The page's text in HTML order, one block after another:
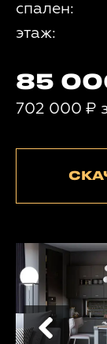
спален:
этаж:
85
702 000 ₽